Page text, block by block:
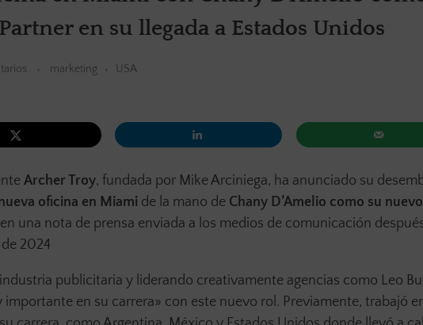
en su llegada a Estados Unidos
marketing USA
Archer Troy, fundada por Mike Arciniega, ha anunciado su
oficina en Miami de la mano de Chany D’Amelio como su
una nota de prensa enviada a los medios de comunicación
2024
publicitaria y liderando creativamente agencias como Leo
importante en su carrera» con este nuevo rol. Previamente, trabajó